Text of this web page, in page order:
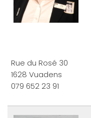
Rue du Rosé 30
1628 Vuadens
079 652 23 91